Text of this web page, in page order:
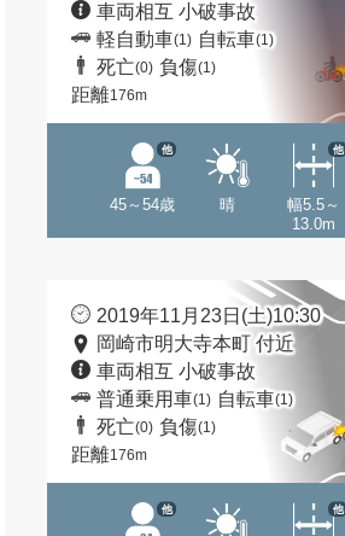
車両相互 小破事故
軽自動車(1) 自転車(1)
死亡(0) 負傷(1)
距離176m
45～54歳
他
晴
幅5.5～
13.0m
他
2019年11月23日(土)10:30
岡崎市明大寺本町 付近
車両相互 小破事故
普通乗用車(1) 自転車(1)
死亡(0) 負傷(1)
距離176m
他 他